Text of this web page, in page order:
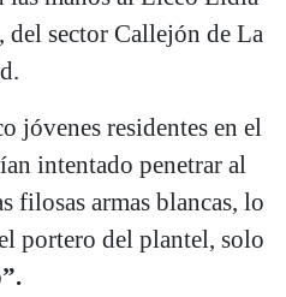
sector Callejón de La
jóvenes residentes en el
intentado penetrar al
filosas armas blancas, lo
portero del plantel, solo